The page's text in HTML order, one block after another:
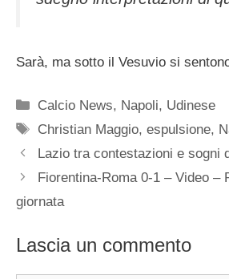
Sarà, ma sotto il Vesuvio si
Categorie
Calcio News, Napoli, Udinese
Tag
Christian Maggio,espulsione,
Lazio tra contestazioni e sogni
Fiorentina-Roma 0-1 – Video –
giornata
Lascia un commento